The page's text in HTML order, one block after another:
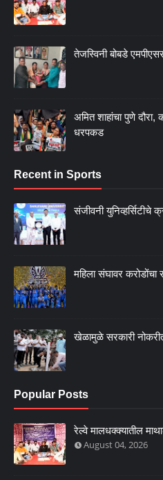
तेजस्विनी बोबडे एमपीएससी
अमित शाहांचा पुणे दौरा,
धरपकड
Recent in Sports
संजीवनी युनिव्हर्सिटीचे
महिला संघावर करोडोंचा
खेळामुळे सरकारी
Popular Posts
रेल्वे मालधक्क्यातील
August 04, 2026